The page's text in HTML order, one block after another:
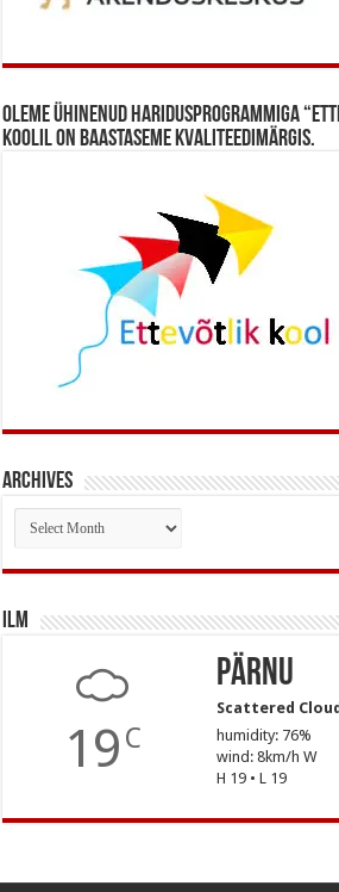
Oleme ühinenud haridusprogrammiga
koolil on baastaseme kvaliteedimärgis.
Archives
Archives
Ilm
19 C
Pärnu
Scattered
humidity: 76%
wind: 8km/h W
H 19 • L 19